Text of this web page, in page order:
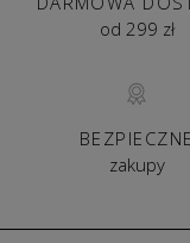
KINKIET Z
Kinkiety nowoczesne
kameleon. Idealnie
oświetlenia,
wspominając już o
dodatków, które
od 299 zł
BEZPIECZNE
zakupy